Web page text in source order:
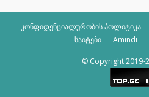
კონფიდენციალურობის პოლიტიკა
საიტები
Amindi
© Copyright 2019-